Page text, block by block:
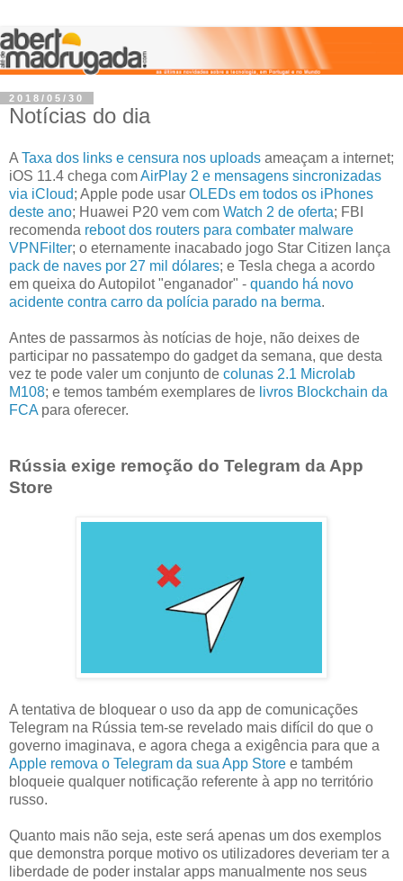
2018/05/30
Notícias do dia
A Taxa dos links e censura nos uploads ameaçam a internet;
iOS 11.4 chega comAirPlay 2 e mensagens sincronizadas
via iCloud; Apple pode usar OLEDs em todos os iPhones
deste ano; Huawei P20 vem com Watch 2 de oferta; FBI
recomenda reboot dos routers para combater malware
VPNFilter; o eternamente inacabado jogo Star Citizen lança
pack de naves por 27 mil dólares; e Tesla chega a acordo
em queixa do Autopilot "enganador" - quando há novo
acidente contra carro da polícia parado na berma.
Antes de passarmos às notícias de hoje, não deixes de
participar no passatempo do gadget da semana, que desta
vez te pode valer um conjunto de colunas 2.1 Microlab
M108; e temos também exemplares de livros Blockchain da
FCA para oferecer.
Rússia exige remoção do Telegram da App
Store
A tentativa de bloquear o uso da app de comunicações
Telegram na Rússia tem-se revelado mais difícil do que o
governo imaginava, e agora chega a exigência para que a
Apple remova o Telegram da sua App Store e também
bloqueie qualquer notificação referente à app no território
russo.
Quanto mais não seja, este será apenas um dos exemplos
que demonstra porque motivo os utilizadores deveriam ter a
liberdade de poder instalar apps manualmente nos seus